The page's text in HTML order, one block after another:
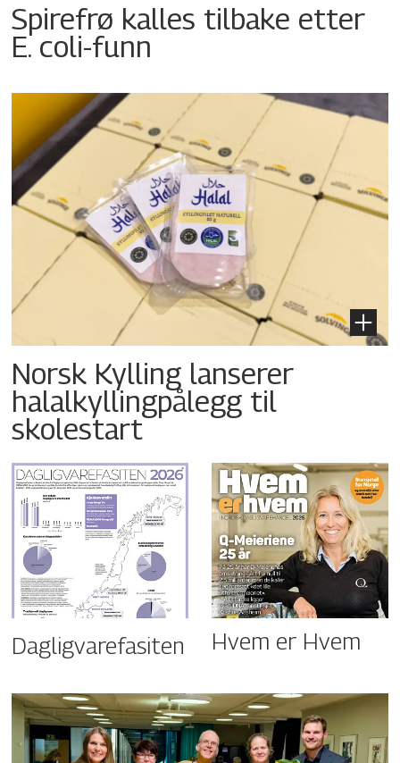
Spirefrø kalles tilbake etter
E. coli-funn
Norsk Kylling lanserer
halalkyllingpålegg til
skolestart
Dagligvarefasiten Hvem er Hvem